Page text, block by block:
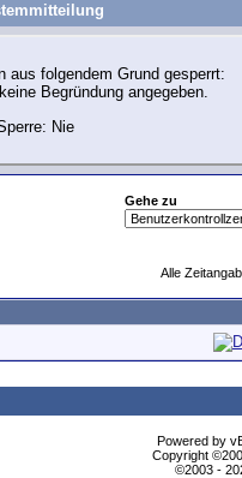
aus folgendem Grund gesperrt:
Begründung angegeben.
Nie
Gehe zu
Alle
Powered by
Copyright
©2003 -